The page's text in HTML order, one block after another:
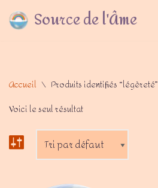
Aller Source de l'Âme
Accueil \ Produits identifiés “légèreté”
Voici le seul résultat